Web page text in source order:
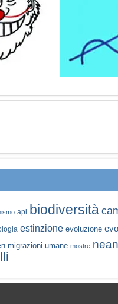
api biodiversità
estinzione evoluzione
migrazioni umane mostre